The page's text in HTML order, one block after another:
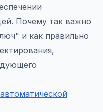
Почему так важно
и как правильно